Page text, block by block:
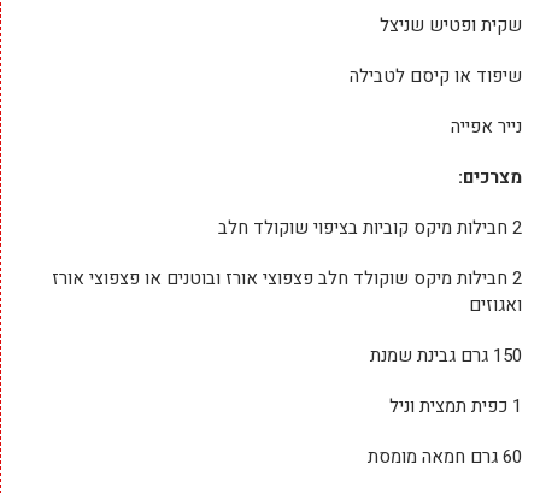
שקית ופטיש שניצל
שיפוד או קיסם לטבילה
נייר אפייה
מצרכים:
2 חבילות מיקס קוביות בציפוי שוקולד חלב
2 חבילות מיקס שוקולד חלב פצפוצי אורז ובוטנים או פצפוצי אורז
ואגוזים
150 גרם גבינת שמנת
1 כפית תמצית וניל
60 גרם חמאה מומסת